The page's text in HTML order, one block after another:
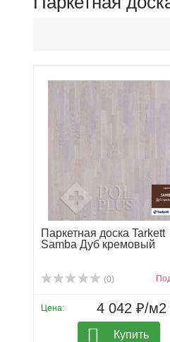
Паркетная доска Tarkett
Samba Дуб кремовый
(0)
Цена: 4 042 ₽/м2
Купить